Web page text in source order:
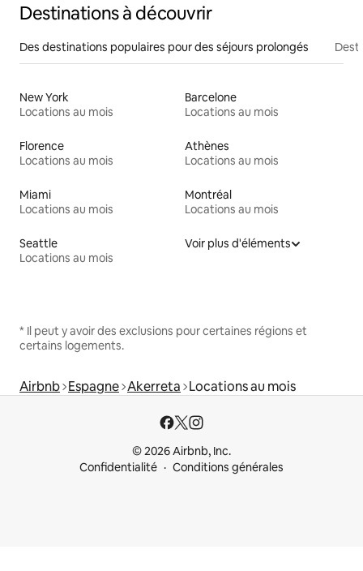
Destinations à découvrir
Des destinations populaires pour des séjours prolongés
New York
Locations au mois
Barcelone
Locations au mois
Florence
Locations au mois
Athènes
Locations au mois
Miami
Locations au mois
Montréal
Locations au mois
Seattle
Locations au mois
Voir plus d'éléments
* Il peut y avoir des exclusions pour certaines régions et
certains logements.
Airbnb Espagne Akerreta Locations au mois
© 2026 Airbnb, Inc.
Confidentialité
Conditions générales